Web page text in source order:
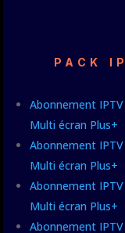
PACK
Abonnement
Multi écran Plus+
Abonnement
Multi écran Plus+
Abonnement
Multi écran Plus+
Abonnement